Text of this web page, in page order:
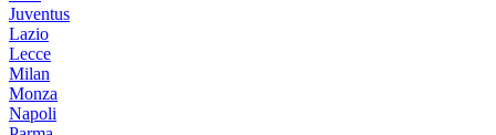
Juventus
Lazio
Lecce
Milan
Monza
Napoli